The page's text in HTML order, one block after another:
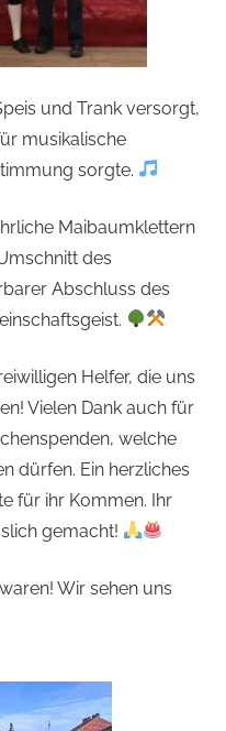
und Trank versorgt,
musikalische
sorgte.
Maibaumklettern
des
Abschluss des
Helfer, die uns
Vielen Dank auch für
welche
dürfen. Ein herzliches
für ihr Kommen. Ihr
gemacht!
Wir sehen uns